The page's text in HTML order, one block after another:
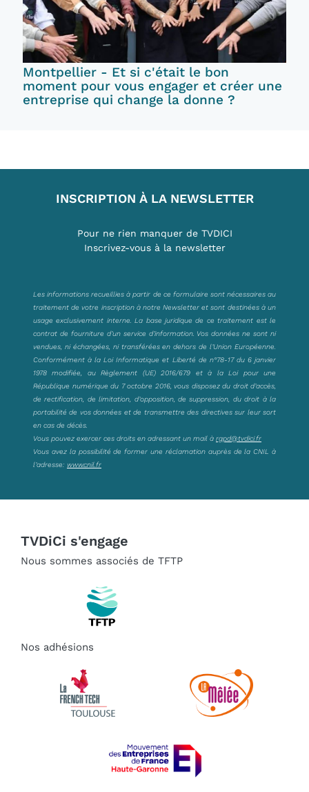
Montpellier - Et si c'était le bon
moment pour vous engager et créer une
entreprise qui change la donne ?
INSCRIPTION À LA NEWSLETTER
Pour ne rien manquer de TVDICI
Inscrivez-vous à la newsletter
Les informations recueillies à partir de ce formulaire sont nécessaires au
traitement de votre inscription à notre Newsletter et sont destinées à un
usage exclusivement interne. La base juridique de ce traitement est le
contrat de fourniture d’un service d’information. Vos données ne sont ni
vendues, ni échangées, ni transférées en dehors de l’Union Européenne.
Conformément à la Loi Informatique et Liberté de n°78-17 du 6 janvier
1978 modifiée, au Règlement (UE) 2016/679 et à la Loi pour une
République numérique du 7 octobre 2016, vous disposez du droit d’accès,
de rectification, de limitation, d’opposition, de suppression, du droit à la
portabilité de vos données et de transmettre des directives sur leur sort
en cas de décès.
Vous pouvez exercer ces droits en adressant un mail à rgpd@tvdici.fr
Vous avez la possibilité de former une réclamation auprès de la CNIL à
l’adresse: www.cnil.fr
TVDiCi s'engage
Nous sommes associés de TFTP
Nos adhésions